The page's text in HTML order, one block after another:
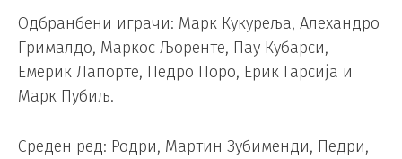
Одбранбени играчи: Марк Кукуреља, Алехандро
Грималдо, Маркос Љоренте, Пау Кубарси,
Емерик Лапорте, Педро Поро, Ерик Гарсија и
Марк Пубиљ.
Среден ред: Родри, Мартин Зубименди, Педри,